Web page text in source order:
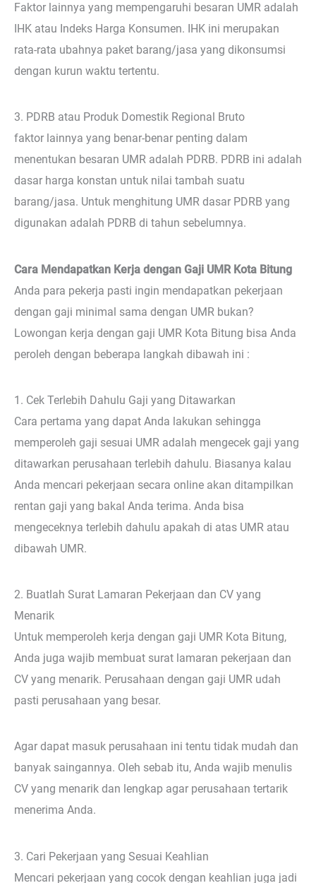
Faktor lainnya yang mempengaruhi besaran UMR adalah
IHK atau Indeks Harga Konsumen. IHK ini merupakan
rata-rata ubahnya paket barang/jasa yang dikonsumsi
dengan kurun waktu tertentu.
3. PDRB atau Produk Domestik Regional Bruto
faktor lainnya yang benar-benar penting dalam
menentukan besaran UMR adalah PDRB. PDRB ini adalah
dasar harga konstan untuk nilai tambah suatu
barang/jasa. Untuk menghitung UMR dasar PDRB yang
digunakan adalah PDRB di tahun sebelumnya.
Cara Mendapatkan Kerja dengan Gaji UMR Kota Bitung
Anda para pekerja pasti ingin mendapatkan pekerjaan
dengan gaji minimal sama dengan UMR bukan?
Lowongan kerja dengan gaji UMR Kota Bitung bisa Anda
peroleh dengan beberapa langkah dibawah ini :
1. Cek Terlebih Dahulu Gaji yang Ditawarkan
Cara pertama yang dapat Anda lakukan sehingga
memperoleh gaji sesuai UMR adalah mengecek gaji yang
ditawarkan perusahaan terlebih dahulu. Biasanya kalau
Anda mencari pekerjaan secara online akan ditampilkan
rentan gaji yang bakal Anda terima. Anda bisa
mengeceknya terlebih dahulu apakah di atas UMR atau
dibawah UMR.
2. Buatlah Surat Lamaran Pekerjaan dan CV yang
Menarik
Untuk memperoleh kerja dengan gaji UMR Kota Bitung,
Anda juga wajib membuat surat lamaran pekerjaan dan
CV yang menarik. Perusahaan dengan gaji UMR udah
pasti perusahaan yang besar.
Agar dapat masuk perusahaan ini tentu tidak mudah dan
banyak saingannya. Oleh sebab itu, Anda wajib menulis
CV yang menarik dan lengkap agar perusahaan tertarik
menerima Anda.
3. Cari Pekerjaan yang Sesuai Keahlian
Mencari pekerjaan yang cocok dengan keahlian juga jadi